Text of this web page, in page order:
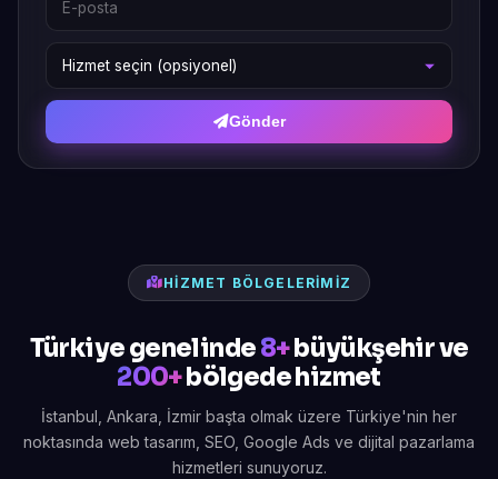
Gönder
HIZMET BÖLGELERIMIZ
Türkiye genelinde8+büyükşehir ve
200+bölgede hizmet
İstanbul, Ankara, İzmir başta olmak üzere Türkiye'nin her
noktasında web tasarım, SEO, Google Ads ve dijital pazarlama
hizmetleri sunuyoruz.